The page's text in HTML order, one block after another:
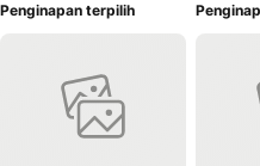
Penginapan terpilih